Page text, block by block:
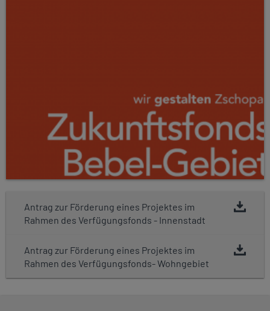
Antrag zur Förderung eines Projektes im
Rahmen des Verfügungsfonds - Innenstadt
Antrag zur Förderung eines Projektes im
Rahmen des Verfügungsfonds- Wohngebiet